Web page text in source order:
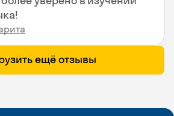
ещё отзывы